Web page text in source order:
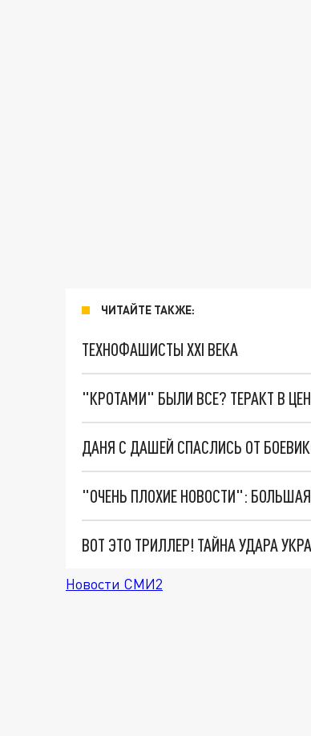
ЧИТАЙТЕ ТАКЖЕ:
ТЕХНОФАШИСТЫ XXI ВЕКА
"КРОТАМИ" БЫЛИ ВСЕ? ТЕРАКТ В
ДАНЯ С ДАШЕЙ СПАСЛИСЬ ОТ
ВОТ ЭТО ТРИЛЛЕР! ТАЙНА УДАРА
Новости СМИ2